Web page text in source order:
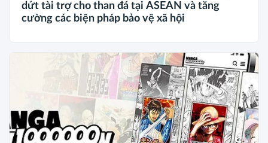
dứt tài trợ cho than đá tại ASEAN và tăng
cường các biện pháp bảo vệ xã hội